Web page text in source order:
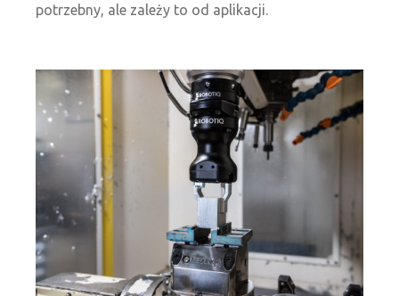
potrzebny, ale zależy to od aplikacji.